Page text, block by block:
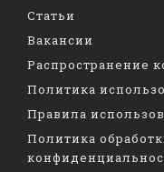
Статьи
Вакансии
Распространение
Политика
Правила
Политика